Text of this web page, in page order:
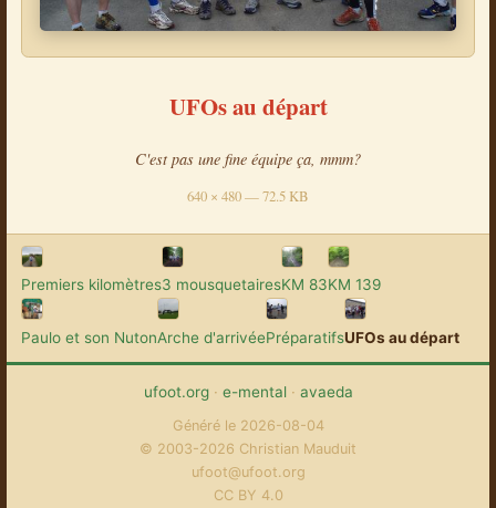
UFOs au départ
C'est pas une fine équipe ça, mmm?
640 × 480 — 72.5 KB
Premiers kilomètres3 mousquetairesKM 83KM 139
Paulo et son NutonArche d'arrivéePréparatifsUFOs au départ
ufoot.org· e-mental· avaeda
Généré le 2026-08-04
© 2003-2026 Christian Mauduit
ufoot@ufoot.org
CC BY 4.0